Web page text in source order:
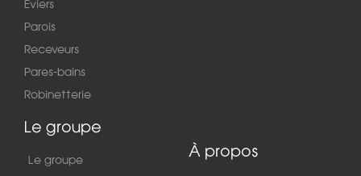
Éviers
Parois
Receveurs
Pares-bains
Robinetterie
Le groupe
Le groupe
À propos